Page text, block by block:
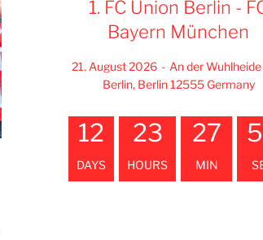
1. FC Union Berlin -
Bayern München
21. August 2026 - An der
Berlin, Berlin 12555 Germany
12
DAYS
23
HOURS
27
MIN